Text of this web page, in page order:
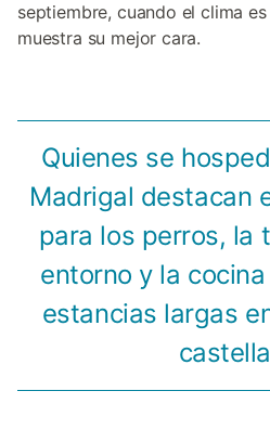
septiembre, cuando el clima
muestra su mejor cara.
Quienes se
Madrigal destacan
para los perros, la
entorno y la
estancias largas